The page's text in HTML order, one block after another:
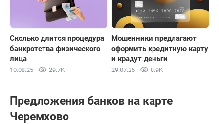
Сколько длится процедура
банкротства физического
лица
10.08.25 29.7K
Мошенники предлагают
оформить кредитную карту
и крадут деньги
29.07.25 8.9K
Предложения банков на карте
Черемхово